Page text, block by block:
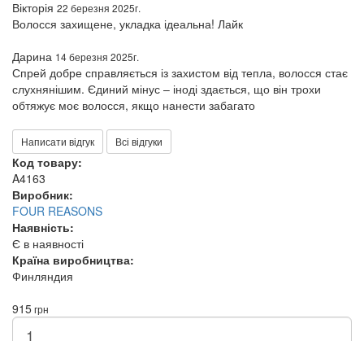
Вікторія 22 березня 2025г.
Волосся захищене, укладка ідеальна! Лайк
Дарина 14 березня 2025г.
Спрей добре справляється із захистом від тепла, волосся стає
слухнянішим. Єдиний мінус – іноді здається, що він трохи
обтяжує моє волосся, якщо нанести забагато
Написати відгук Всі відгуки
Код товару:
A4163
Виробник:
FOUR REASONS
Наявність:
Є в наявності
Країна виробництва:
Финляндия
915грн